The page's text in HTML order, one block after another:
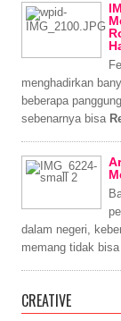
menghadirkan
beberapa
sebenarnya bisa
dalam negeri,
memang tidak bisa
CREATIVE